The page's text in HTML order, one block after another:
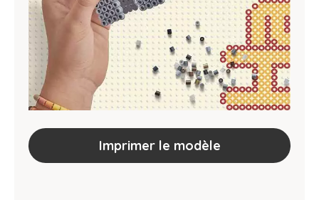
Imprimer le modèle